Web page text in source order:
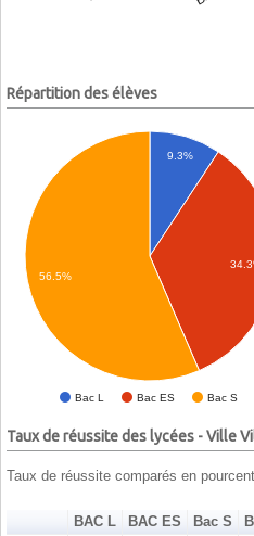
Répartition des élèves
Bac L Bac ES Bac S
9.3%
56.5%
Taux de réussite des lycées - Ville
Taux de réussite comparés en
BAC L BAC ES Bac S